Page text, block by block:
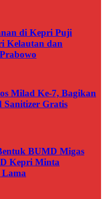
di Kepri Puji
Kelautan dan
Milad Ke-7, Bagikan
Sanitizer Gratis
BUMD Migas
Kepri Minta
Lama